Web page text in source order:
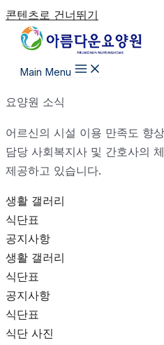
콘텐츠로 건너뛰기
Main Menu
요양원 소식
어르신의 시설 이용 만족도 향
담당 사회복지사 및 간호사의
제공하고 있습니다.
생활 갤러리
식단표
공지사항
생활 갤러리
식단표
공지사항
식단표
식단 사진